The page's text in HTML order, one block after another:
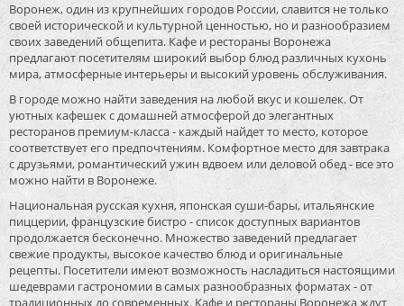
Воронеж, один из крупнейших городов России, славится не только
своей исторической и культурной ценностью, но и разнообразием
своих заведений общепита. Кафе и рестораны Воронежа
предлагают посетителям широкий выбор блюд различных кухонь
мира, атмосферные интерьеры и высокий уровень обслуживания.
В городе можно найти заведения на любой вкус и кошелек. От
уютных кафешек с домашней атмосферой до элегантных
ресторанов премиум-класса - каждый найдет то место, которое
соответствует его предпочтениям. Комфортное место для завтрака
с друзьями, романтический ужин вдвоем или деловой обед - все это
можно найти в Воронеже.
Национальная русская кухня, японская суши-бары, итальянские
пиццерии, французские бистро - список доступных вариантов
продолжается бесконечно. Множество заведений предлагает
свежие продукты, высокое качество блюд и оригинальные
рецепты. Посетители имеют возможность насладиться настоящими
шедеврами гастрономии в самых разнообразных форматах - от
традиционных до современных. Кафе и рестораны Воронежа ждут